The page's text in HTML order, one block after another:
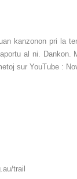
kanzonon pri la
al ni. Dankon.
sur YouTube :
trail